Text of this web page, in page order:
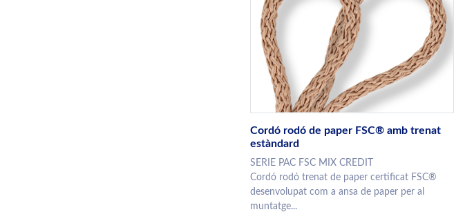
Cordó rodó de paper FSC® amb trenat
estàndard
SERIE PAC FSC MIX CREDIT
Cordó rodó trenat de paper certificat FSC®
desenvolupat com a ansa de paper per al
muntatge...